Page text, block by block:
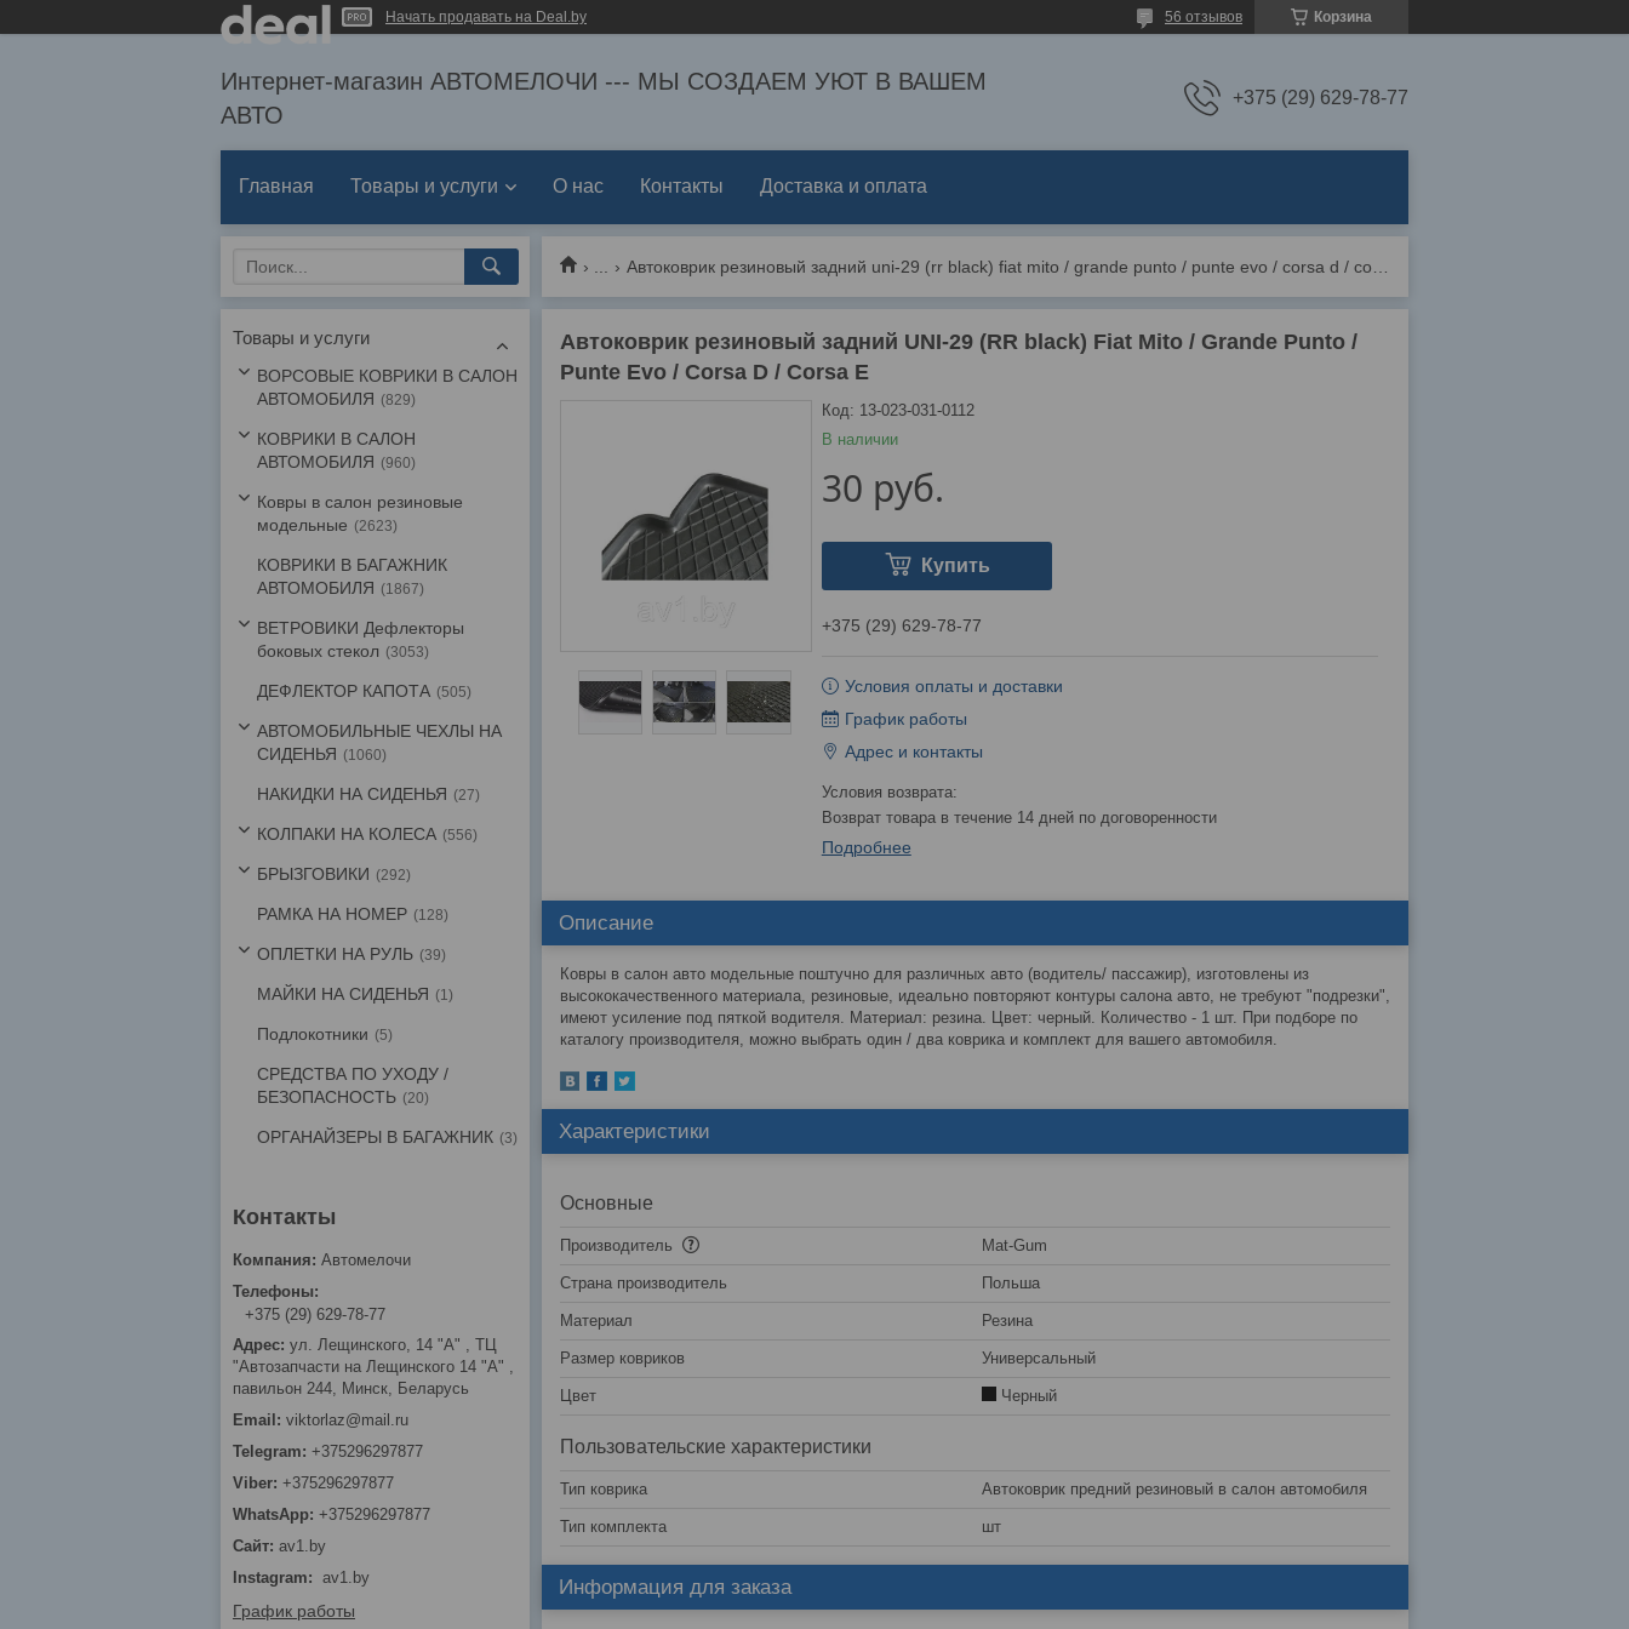
Начать продавать на Deal.by Корзина
56 отзывов
Интернет-магазин АВТОМЕЛОЧИ --- МЫ СОЗДАЕМ УЮТ В ВАШЕМ
АВТО
+375 (29) 629-78-77
Главная Товары и услуги О нас Контакты Доставка и оплата
Автоковрик резиновый задний UNI-29 (RR black) Fiat Mito / Grande Punto /
Punte Evo / Corsa D / Corsa E
В наличии
Код: 13-023-031-0112
30 руб.
Купить
+375 (29) 629-78-77
Условия оплаты и доставки
График работы
Адрес и контакты
возврат товара в течение 14 дней по договоренности
Подробнее
Описание
Ковры в салон авто модельные поштучно для различных авто (водитель/ пассажир), изготовлены из
высококачественного материала, резиновые, идеально повторяют контуры салона авто, не требуют "подрезки",
имеют усиление под пяткой водителя. Материал: резина. Цвет: черный. Количество - 1 шт. При подборе по
каталогу производителя, можно выбрать один / два коврика и комплект для вашего автомобиля.
Характеристики
Основные
Производитель Mat-Gum
Страна производитель Польша
Материал Резина
Размер ковриков Универсальный
Цвет Черный
Пользовательские характеристики
Тип коврика Автоковрик предний резиновый в салон автомобиля
Тип комплекта шт
Информация для заказа
Товары и услуги
ВОРСОВЫЕ КОВРИКИ В САЛОН
АВТОМОБИЛЯ
829
КОВРИКИ В САЛОН
АВТОМОБИЛЯ
960
Ковры в салон резиновые
модельные
2623
КОВРИКИ В БАГАЖНИК
АВТОМОБИЛЯ
1867
ВЕТРОВИКИ Дефлекторы
боковых стекол
3053
ДЕФЛЕКТОР КАПОТА 505
АВТОМОБИЛЬНЫЕ ЧЕХЛЫ НА
СИДЕНЬЯ
1060
НАКИДКИ НА СИДЕНЬЯ 27
КОЛПАКИ НА КОЛЕСА 556
БРЫЗГОВИКИ 292
РАМКА НА НОМЕР 128
ОПЛЕТКИ НА РУЛЬ 39
МАЙКИ НА СИДЕНЬЯ 1
Подлокотники 5
СРЕДСТВА ПО УХОДУ /
БЕЗОПАСНОСТЬ
20
ОРГАНАЙЗЕРЫ В БАГАЖНИК 3
Автомелочи
+375 (29) 629-78-77
ул. Лещинского, 14 "А" , ТЦ
"Автозапчасти на Лещинcкого 14 "A" ,
павильон 244, Минск, Беларусь
viktorlaz@mail.ru
+375296297877
+375296297877
+375296297877
av1.by
Instagram
av1.by
График работы